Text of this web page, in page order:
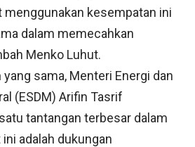
menggunakan kesempatan ini
dalam memecahkan
Menko Luhut.
sama, Menteri Energi dan
(ESDM) Arifin Tasrif
tantangan terbesar dalam
adalah dukungan